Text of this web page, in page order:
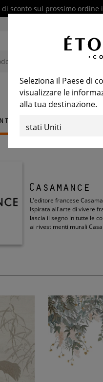
di sconto sul prossimo
Casamance
L'editore francese
Ispirata all'arte di vivere
lascia il segno in tutte le
ai rivestimenti murali
Seleziona il Paese di
visualizzare le
alla tua destinazione.